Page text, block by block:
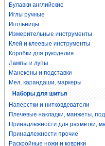
Булавки английские
Иглы ручные
Игольницы
Измерительные инструменты
Клей и клеевые инструменты
Коробки для рукоделия
Лампы и лупы
Манекены и подставки
Мел, карандаши, маркеры
Наборы для шитья
Наперстки и нитковдеватели
Плечевые накладки, манжеты,
Принадлежности для разметки,
Принадлежности прочие
Раскройные ножи и коврики